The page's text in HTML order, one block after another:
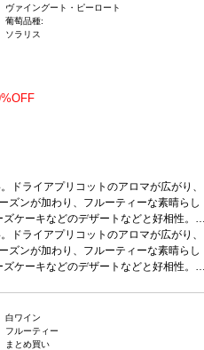
ヴァイングート・ピーロート
葡萄品種:
ソラリス
ドライアプリコットのアロマが広がり、
ズンが加わり、フルーティーな素晴らし
ズケーキなどのデザートなどと好相性。
種ソラリス*本ヴィンテージが在庫切れ
動的に次のヴィンテージに変更されま
ドライアプリコットのアロマが広がり、
ズンが加わり、フルーティーな素晴らし
ズケーキなどのデザートなどと好相性。
白ワイン
フルーティー
まとめ買い